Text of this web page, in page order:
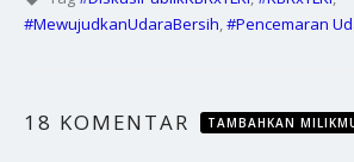
#MewujudkanUdaraBersih,#Pencemaran
18 KOMENTAR TAMBAHKAN